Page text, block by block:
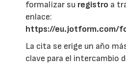
formalizar su registro a
enlace:
https://eu.jotform.com/
La cita se erige un año
clave para el intercambio